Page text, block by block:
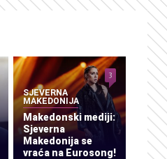
SJEVERNA
MAKEDONIJA
Makedonski mediji:
Sjeverna
Makedonija se
vraća na Eurosong!
3